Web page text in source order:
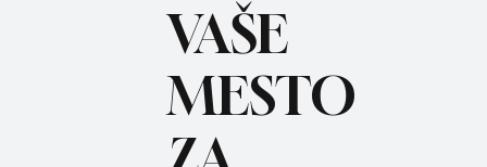
VAŠE
MESTO